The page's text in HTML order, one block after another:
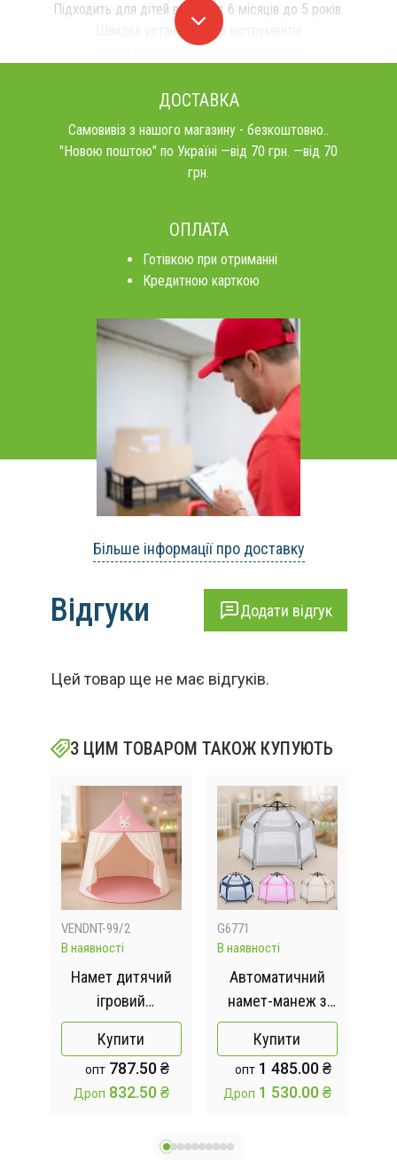
Підходить для дітей віком від 6 місяців до 5 років.
Швидка установка без інструментів
ДОСТАВКА
Самовивіз з нашого магазину - безкоштовно..
"Новою поштою" по Україні —від 70 грн. —від 70
грн.
ОПЛАТА
Готівкою при отриманні
Кредитною карткою
Більше інформації про доставку
Відгуки Додати відгук
Цей товар ще не має відгуків.
З ЦИМ ТОВАРОМ ТАКОЖ КУПУЮТЬ
VENDNT-99/2
В наявності
Намет дитячий
ігровий
будиночок 110-
150 см, 1 вхід-
зав'язки, вікно, 2
види, сумка MR
Купити
опт787.50 ₴
Дроп 832.50 ₴
G6771
В наявності
Автоматичний
намет-манеж з
москітними
сітками /
Дитячий манеж
для вулиці та
146х127х110 см
Купити
опт1 485.00 ₴
Дроп 1 530.00 ₴